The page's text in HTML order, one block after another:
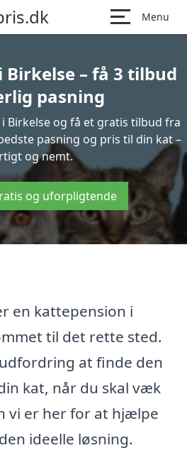
Menu
– få 3 tilbud
pasning
Birkelse og få et gratis tilbud fra
pasning og pris til din kat –
og nemt.
og uforpligtende
en kattepension i
til det rette sted.
at finde den
kat, når du skal væk
vi er her for at hjælpe
ideelle løsning.